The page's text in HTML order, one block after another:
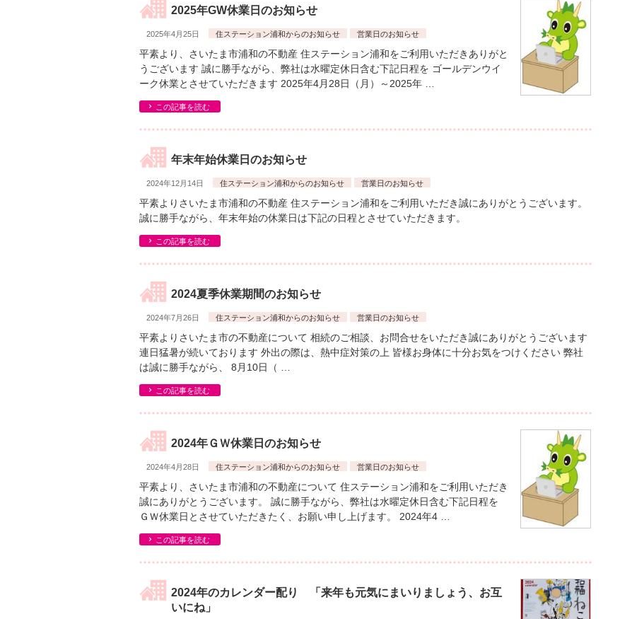
2025年GW休業日のお知らせ
2025年4月25日 住ステーション浦和からのお知らせ 営業日のお知らせ
平素より、さいたま市浦和の不動産 住ステーション浦和をご利用いただきありがと
うございます 誠に勝手ながら、弊社は水曜定休日含む下記日程を ゴールデンウイ
ーク休業とさせていただきます 2025年4月28日（月）～2025年 …
この記事を読む
年末年始休業日のお知らせ
2024年12月14日 住ステーション浦和からのお知らせ 営業日のお知らせ
平素よりさいたま市浦和の不動産 住ステーション浦和をご利用いただき誠にありがとうございます。
誠に勝手ながら、年末年始の休業日は下記の日程とさせていただきます。
この記事を読む
2024夏季休業期間のお知らせ
2024年7月26日 住ステーション浦和からのお知らせ 営業日のお知らせ
平素よりさいたま市の不動産について 相続のご相談、お問合せをいただき誠にありがとうございます
連日猛暑が続いております 外出の際は、熱中症対策の上 皆様お身体に十分お気をつけください 弊社
は誠に勝手ながら、 8月10日（ …
この記事を読む
2024年ＧＷ休業日のお知らせ
2024年4月28日 住ステーション浦和からのお知らせ 営業日のお知らせ
平素より、さいたま市浦和の不動産について 住ステーション浦和をご利用いただき
誠にありがとうございます。 誠に勝手ながら、弊社は水曜定休日含む下記日程を
ＧＷ休業日とさせていただきたく、お願い申し上げます。 2024年4 …
この記事を読む
2024年のカレンダー配り 「来年も元気にまいりましょう、お互
いにね」